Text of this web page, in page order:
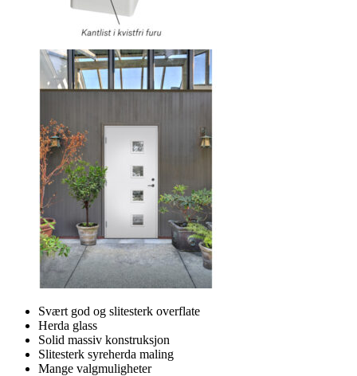
Svært god og slitesterk overflate
Herda glass
Solid massiv konstruksjon
Slitesterk syreherda maling
Mange valgmuligheter